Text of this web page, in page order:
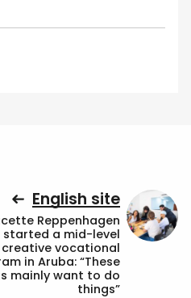
English site
Reppenhagen
started a mid-level
creative vocational
in Aruba: “These
mainly want to do
things”